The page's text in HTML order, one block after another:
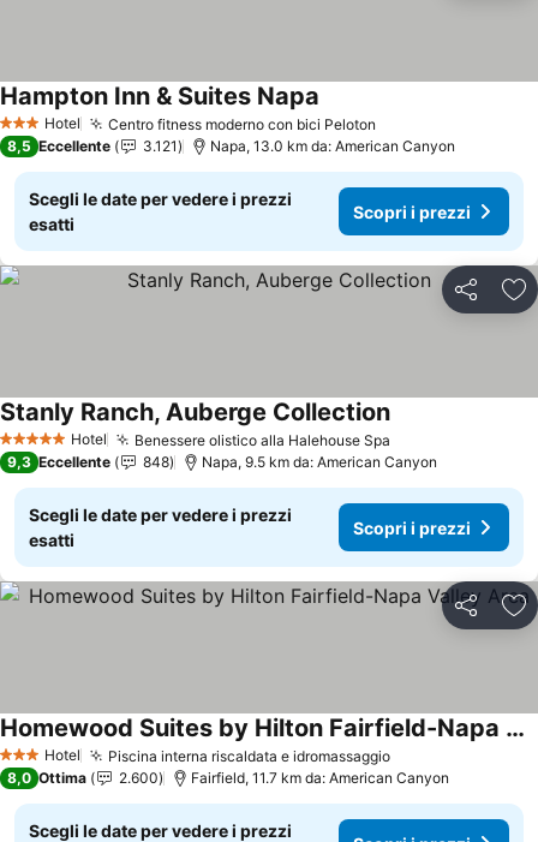
3 StelleHotel Centro fitness moderno con bici Peloton
Hampton Inn & Suites Napa
8,5 Eccellente 3.121 Napa, 13.0 km da: American Canyon
Scegli le date per vedere i prezzi
esatti
Scopri i prezzi
Condividi
5 Stelle Hotel Benessere olistico alla Halehouse Spa
Stanly Ranch, Auberge Collection
9,3 Eccellente 848 Napa, 9.5 km da: American Canyon
Scegli le date per vedere i prezzi
esatti
Scopri i prezzi
Condividi
3 StelleHotel Piscina interna riscaldata e idromassaggio
Homewood Suites by Hilton Fairfield-Napa Valley Area
8,0 Ottima 2.600 Fairfield, 11.7 km da: American Canyon
Scegli le date per vedere i prezzi